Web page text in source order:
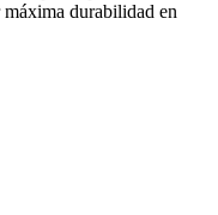
durabilidad en